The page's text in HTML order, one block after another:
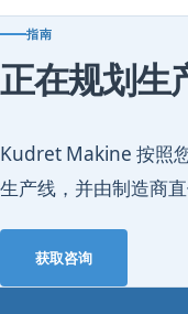
指南
正在规划生
Kudret Makine 按照
生产线，并由制造商直
获取咨询